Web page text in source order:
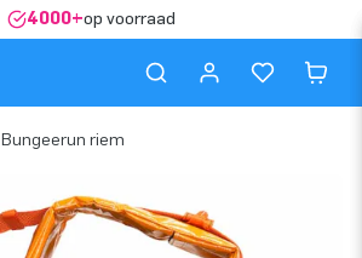
4000+op voorraad
Bungeerun riem